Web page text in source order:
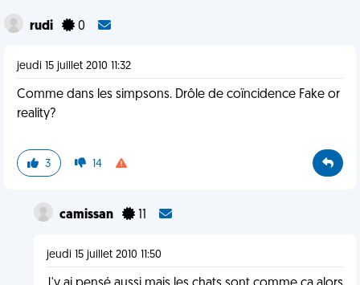
rudi 0
jeudi 15 juillet 2010 11:32
Comme dans les simpsons. Drôle de coïncidence Fake or
reality?
3 14
camissan 11
jeudi 15 juillet 2010 11:50